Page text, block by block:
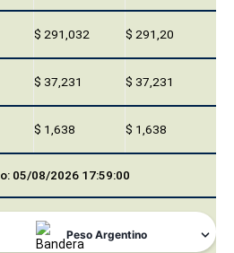
$ 291,032 $ 291,20
$ 37,231 $ 37,231
$ 1,638 $ 1,638
05/08/2026 17:59:00